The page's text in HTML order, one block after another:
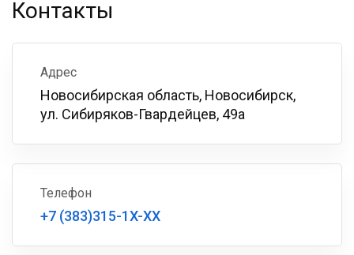
Контакты
Адрес
Новосибирская область, Новосибирск,
ул. Сибиряков-Гвардейцев, 49а
Телефон
+7 (383)315-1X-XX